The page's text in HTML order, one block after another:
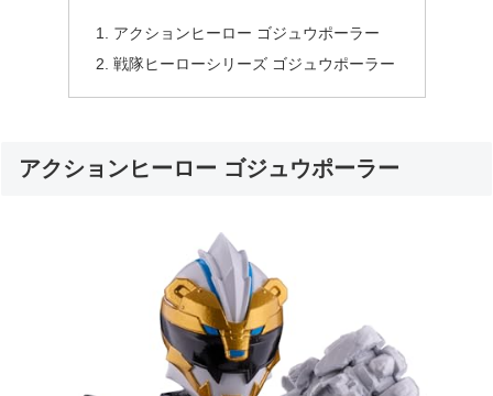
アクションヒーロー ゴジュウポーラー
戦隊ヒーローシリーズ ゴジュウポーラー
アクションヒーロー ゴジュウポーラー